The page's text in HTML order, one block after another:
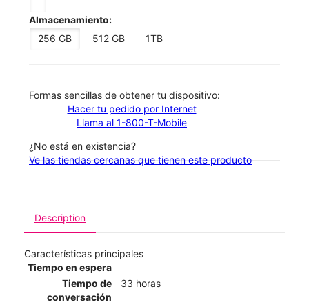
Almacenamiento:
256 GB
512 GB 1TB
​​​​​​​Formas sencillas de obtener tu dispositivo:
Hacer tu pedido por Internet
Llama al 1-800-T-Mobile
¿No está en existencia?
Ve las tiendas cercanas que tienen este producto
Description
Características principales
Tiempo en espera
Tiempo de
conversación
33 horas